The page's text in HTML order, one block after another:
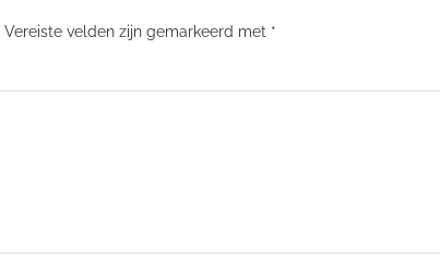
Vereiste velden zijn gemarkeerd met *